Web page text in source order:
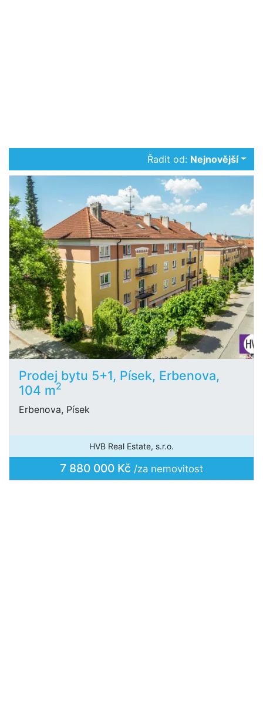
Řadit od: Nejnovější
Prodej bytu 5+1, Písek, Erbenova,
104 m2
Erbenova, Písek
HVB Real Estate, s.r.o.
7 880 000 Kč /za nemovitost